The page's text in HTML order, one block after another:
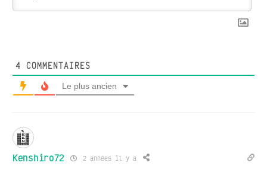
4 COMMENTAIRES
Le plus ancien
Kenshiro72 2 années il y a